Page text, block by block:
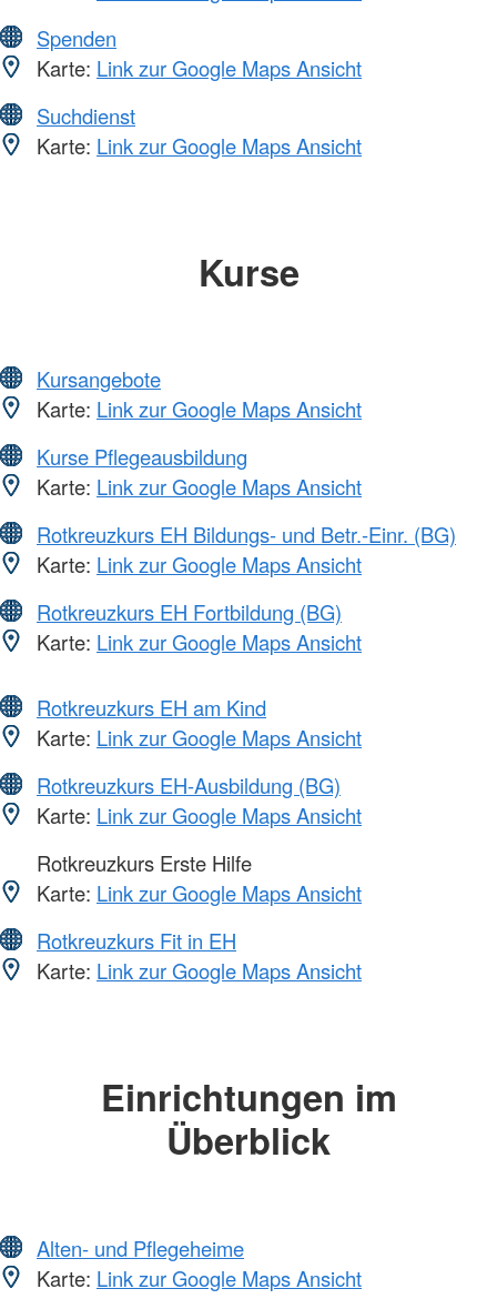
Spenden
Karte: Link zur Google Maps Ansicht
Suchdienst
Karte: Link zur Google Maps Ansicht
Kurse
Kursangebote
Karte: Link zur Google Maps Ansicht
Kurse Pflegeausbildung
Karte: Link zur Google Maps Ansicht
Rotkreuzkurs EH Bildungs- und Betr.-Einr. (BG)
Karte: Link zur Google Maps Ansicht
Rotkreuzkurs EH Fortbildung (BG)
Karte: Link zur Google Maps Ansicht
Rotkreuzkurs EH am Kind
Karte: Link zur Google Maps Ansicht
Rotkreuzkurs EH-Ausbildung (BG)
Karte: Link zur Google Maps Ansicht
Rotkreuzkurs Erste Hilfe
Karte: Link zur Google Maps Ansicht
Rotkreuzkurs Fit in EH
Karte: Link zur Google Maps Ansicht
Einrichtungen im
Überblick
Alten- und Pflegeheime
Karte: Link zur Google Maps Ansicht